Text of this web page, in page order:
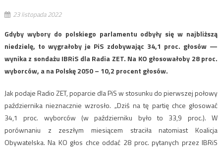
23 listopada 2022
Gdyby wybory do polskiego parlamentu odbyły się w najbliższą
niedzielę, to wygrałoby je PiS zdobywając 34,1 proc. głosów —
wynika z sondażu IBRiS dla Radia ZET. Na KO głosowałoby 28 proc.
wyborców, a na Polskę 2050 – 10,2 procent głosów.
Jak podaje Radio ZET, poparcie dla PiS w stosunku do pierwszej połowy
października nieznacznie wzrosło. „Dziś na tę partię chce głosować
34,1 proc. wyborców (w październiku było to 33,9 proc.). W
porównaniu z zeszłym miesiącem straciła natomiast Koalicja
Obywatelska. Na KO głos chce oddać 28 proc. pytanych przez IBRiS